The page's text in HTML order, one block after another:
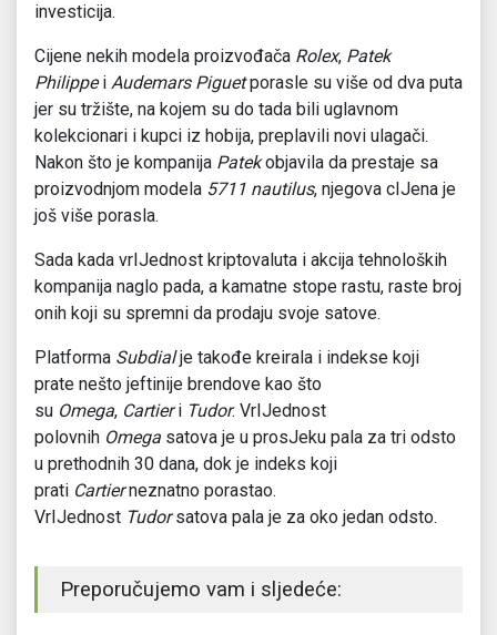
investicija.
Cijene nekih modela proizvođača Rolex, Patek
Philippei Audemars Piguetporasle su više od dva puta
jer su tržište, na kojem su do tada bili uglavnom
kolekcionari i kupci iz hobija, preplavili novi ulagači.
Nakon što je kompanija Patekobjavila da prestaje sa
proizvodnjom modela 5711 nautilus, njegova cIJena je
još više porasla.
Sada kada vrIJednost kriptovaluta i akcija tehnoloških
kompanija naglo pada, a kamatne stope rastu, raste broj
onih koji su spremni da prodaju svoje satove.
Platforma Subdialje takođe kreirala i indekse koji
prate nešto jeftinije brendove kao što
su Omega, Cartieri Tudor. VrIJednost
polovnih Omega satova je u prosJeku pala za tri odsto
u prethodnih 30 dana, dok je indeks koji
prati Cartierneznatno porastao.
VrIJednost Tudorsatova pala je za oko jedan odsto.
Preporučujemo vam i sljedeće: